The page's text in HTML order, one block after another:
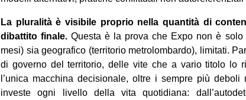
La pluralità è visibile proprio nella quantità di
dibattito finale. Questa è la prova che Expo non è
mesi) sia geografico (territorio metrolombardo), limitati.
di governo del territorio, delle vite che a vario titolo lo
l’unica macchina decisionale, oltre i sempre più
investe ogni livello della vita quotidiana: